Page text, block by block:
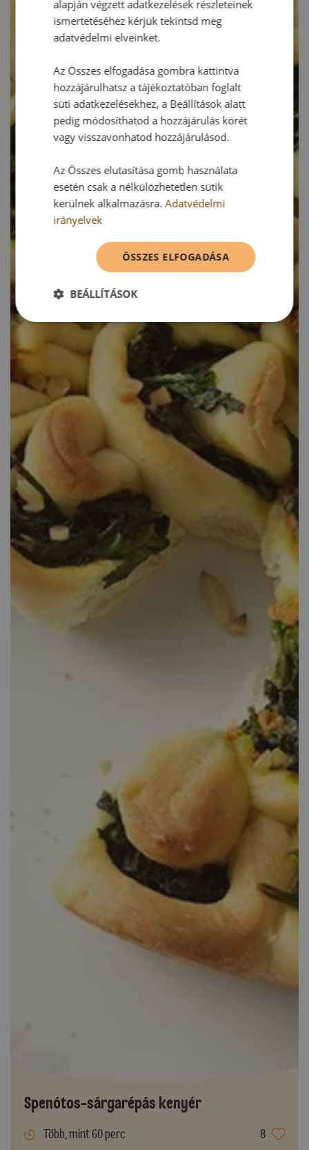
Spenótos-sárgarépás kenyér
Több, mint 60 perc
8
alapján végzett adatkezelések részleteinek
ismertetéséhez kérjük tekintsd meg
adatvédelmi elveinket.
Az Összes elfogadása gombra kattintva
hozzájárulhatsz a tájékoztatóban foglalt
süti adatkezelésekhez, a Beállítások alatt
pedig módosíthatod a hozzájárulás körét
vagy visszavonhatod hozzájárulásod.
Az Összes elutasítása gomb használata
esetén csak a nélkülözhetetlen sütik
kerülnek alkalmazásra.Adatvédelmi
irányelvek
ÖSSZES ELFOGADÁSA
BEÁLLÍTÁSOK